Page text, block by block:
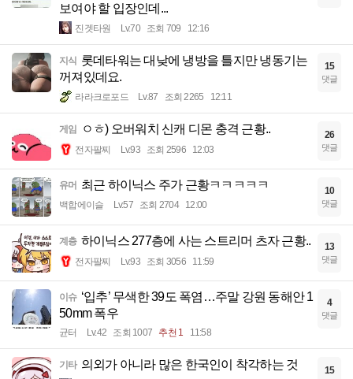
보여야 할 입장인데...
진겟타원 Lv.70 조회 709 12:16
지식 롯데타워는 대낮에 냉방을 틀지만 냉동기는
꺼져있데요.
라라크로포드 Lv.87 조회 2265 12:11
15
댓글
게임 ㅇㅎ) 오버워치 신캐 디몬 충격 근황..
전자팔찌 Lv.93 조회 2596 12:03
26
댓글
유머 최근 하이닉스 주가 근황ㅋㅋㅋㅋㅋ
백합에이슬 Lv.57 조회 2704 12:00
10
댓글
계층 하이닉스 277층에 사는 스트리머 츠자 근황..
전자팔찌 Lv.93 조회 3056 11:59
13
댓글
이슈 ‘입추’ 무색한 39도 폭염…주말 강원 동해안 1
50mm 폭우
균터 Lv.42 조회 1007 추천 1 11:58
4
댓글
기타 의외가 아니라 많은 한국인이 착각하는 것 15